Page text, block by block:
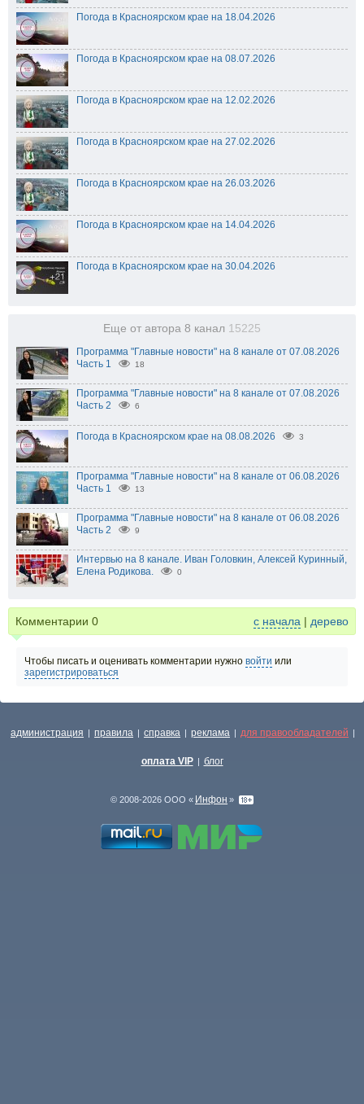
Погода в Красноярском крае на 18.04.2026
Погода в Красноярском крае на 08.07.2026
Погода в Красноярском крае на 12.02.2026
Погода в Красноярском крае на 27.02.2026
Погода в Красноярском крае на 26.03.2026
Погода в Красноярском крае на 14.04.2026
Погода в Красноярском крае на 30.04.2026
Еще от автора 8 канал 15225
Программа "Главные новости" на 8 канале от 07.08.2026
Часть 1
18
Программа "Главные новости" на 8 канале от 07.08.2026
Часть 2
6
Погода в Красноярском крае на 08.08.2026 3
Программа "Главные новости" на 8 канале от 06.08.2026
Часть 1
13
Программа "Главные новости" на 8 канале от 06.08.2026
Часть 2
9
Интервью на 8 канале. Иван Головкин, Алексей Куринный,
Елена Родикова.
0
Комментарии 0 с начала | дерево
Чтобы писать и оценивать комментарии нужно войти или
зарегистрироваться
администрация | правила | справка | реклама | для правообладателей |
оплата VIP | блог
© 2008-2026 ООО « Инфон »